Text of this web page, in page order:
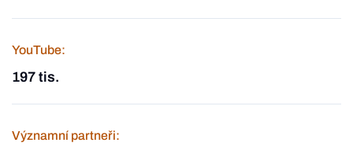
YouTube:
197 tis.
Významní partneři: